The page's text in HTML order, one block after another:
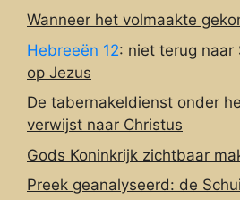
Wanneer het volmaakte
Hebreeën 12: niet terug naar
op Jezus
De tabernakeldienst onder
verwijst naar Christus
Gods Koninkrijk zichtbaar
Preek geanalyseerd: de